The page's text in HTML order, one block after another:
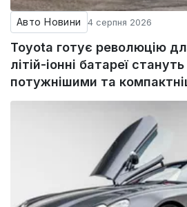
Авто Новини 4 серпня 2026
Toyota готує революцію
літій-іонні батареї
потужнішими та